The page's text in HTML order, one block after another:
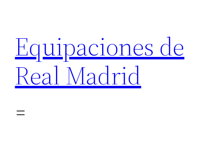
contenido
Equipaciones de
Real Madrid